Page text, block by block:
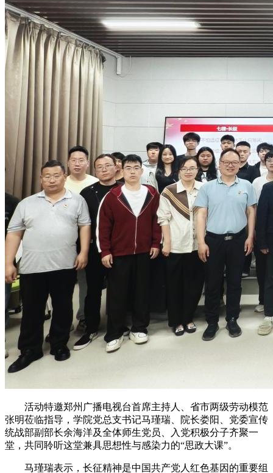
活动特邀郑州广播电视台首席主持人、省市两级劳动模范
张明莅临指导，学院党总支书记马瑾瑞、院长娄阳、党委宣传
统战部副部长余海洋及全体师生党员、入党积极分子齐聚一
堂，共同聆听这堂兼具思想性与感染力的“思政大课”。
马瑾瑞表示，长征精神是中国共产党人红色基因的重要组